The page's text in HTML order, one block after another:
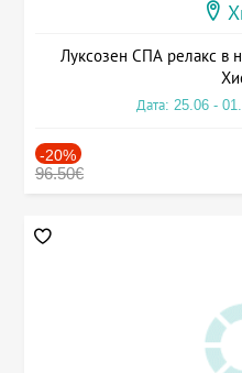
Луксозен СПА релакс в
Дата: 25.06 -
-20%
96.50€